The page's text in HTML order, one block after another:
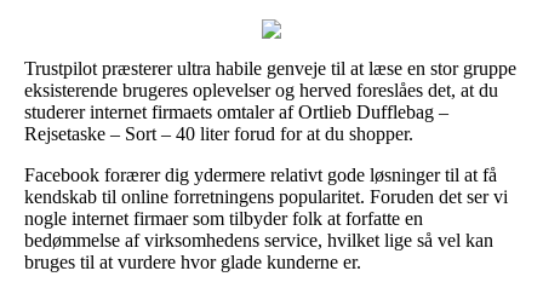
Trustpilot præsterer ultra habile genveje til at læse en stor gruppe
eksisterende brugeres oplevelser og herved foreslåes det, at du
studerer internet firmaets omtaler af Ortlieb Dufflebag –
Rejsetaske – Sort – 40 liter forud for at du shopper.
Facebook forærer dig ydermere relativt gode løsninger til at få
kendskab til online forretningens popularitet. Foruden det ser vi
nogle internet firmaer som tilbyder folk at forfatte en
bedømmelse af virksomhedens service, hvilket lige så vel kan
bruges til at vurdere hvor glade kunderne er.